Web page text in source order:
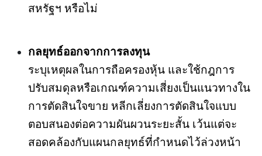
สหรัฐฯ หรือไม่
กลยุทธ์ออกจากการลงทุน
ระบุเหตุผลในการถือครองหุ้น และใช้กฎการ
ปรับสมดุลหรือเกณฑ์ความเสี่ยงเป็นแนวทางใน
การตัดสินใจขาย หลีกเลี่ยงการตัดสินใจแบบ
ตอบสนองต่อความผันผวนระยะสั้น เว้นแต่จะ
สอดคล้องกับแผนกลยุทธ์ที่กำหนดไว้ล่วงหน้า